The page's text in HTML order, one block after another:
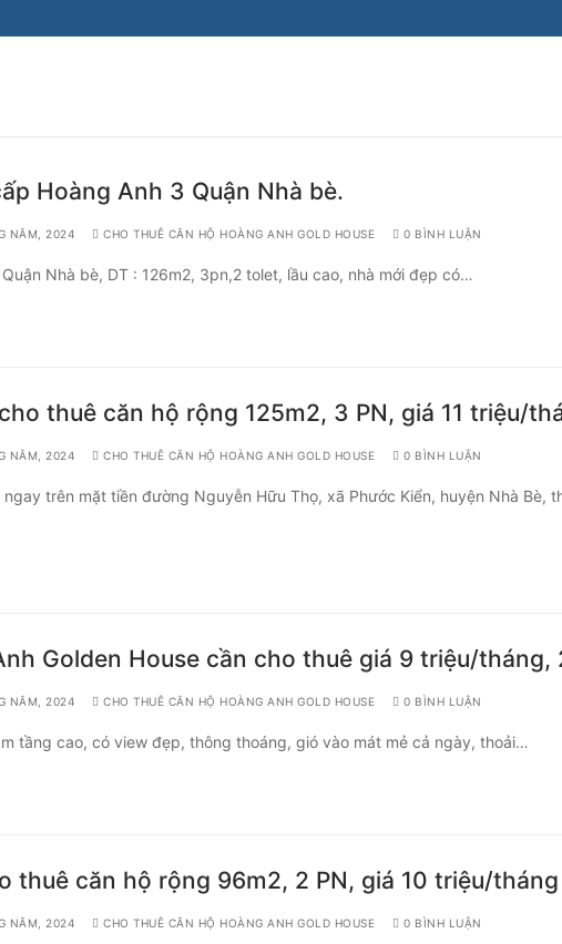
Hoàng Anh 3 Quận Nhà bè.
NĂM, 2024 CHO THUÊ CĂN HỘ HOÀNG ANH GOLD HOUSE 0 BÌNH LUẬN
Nhà bè, DT : 126m2, 3pn,2 tolet, lầu cao, nhà mới đẹp có…
thuê căn hộ rộng 125m2, 3 PN, giá 11 triệu/
NĂM, 2024 CHO THUÊ CĂN HỘ HOÀNG ANH GOLD HOUSE 0 BÌNH LUẬN
trên mặt tiền đường Nguyễn Hữu Thọ, xã Phước Kiển, huyện Nhà Bè,
Golden House cần cho thuê giá 9 triệu/tháng,
NĂM, 2024 CHO THUÊ CĂN HỘ HOÀNG ANH GOLD HOUSE 0 BÌNH LUẬN
tầng cao, có view đẹp, thông thoáng, gió vào mát mẻ cả ngày, thoải…
thuê căn hộ rộng 96m2, 2 PN, giá 10 triệu/tháng
NĂM, 2024 CHO THUÊ CĂN HỘ HOÀNG ANH GOLD HOUSE 0 BÌNH LUẬN